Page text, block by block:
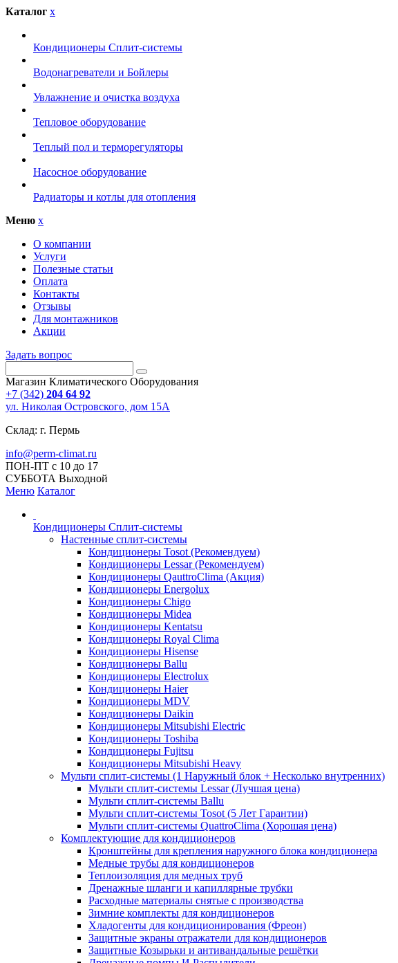
Каталог x
Кондиционеры Сплит-системы
Водонагреватели и Бойлеры
Увлажнение и очистка воздуха
Тепловое оборудование
Теплый пол и терморегуляторы
Насосное оборудование
Радиаторы и котлы для отопления
Меню x
О компании
Услуги
Полезные статьи
Оплата
Контакты
Отзывы
Для монтажников
Акции
Задать вопрос
Магазин Климатического Оборудования
+7 (342) 204 64 92
ул. Николая Островского, дом 15А
Склад: г. Пермь
info@perm-climat.ru
ПОН-ПТ с 10 до 17
СУББОТА Выходной
Меню Каталог
Кондиционеры Сплит-системы
Настенные сплит-системы
Кондиционеры Tosot (Рекомендуем)
Кондиционеры Lessar (Рекомендуем)
Кондиционеры QauttroClima (Акция)
Кондиционеры Energolux
Кондиционеры Chigo
Кондиционеры Midea
Кондиционеры Kentatsu
Кондиционеры Royal Clima
Кондиционеры Hisense
Кондиционеры Ballu
Кондиционеры Electrolux
Кондиционеры Haier
Кондиционеры MDV
Кондиционеры Daikin
Кондиционеры Mitsubishi Electric
Кондиционеры Toshiba
Кондиционеры Fujitsu
Кондиционеры Mitsubishi Heavy
Мульти сплит-системы (1 Наружный блок + Несколько внутренних)
Мульти сплит-системы Lessar (Лучшая цена)
Мульти сплит-системы Ballu
Мульти сплит-системы Tosot (5 Лет Гарантии)
Мульти сплит-системы QuattroClima (Хорошая цена)
Комплектующие для кондиционеров
Кронштейны для крепления наружного блока кондиционера
Медные трубы для кондиционеров
Теплоизоляция для медных труб
Дренажные шланги и капиллярные трубки
Расходные материалы снятые с производства
Зимние комплекты для кондиционеров
Хладогенты для кондиционирования (Фреон)
Защитные экраны отражатели для кондиционеров
Защитные Козырьки и антивандальные решётки